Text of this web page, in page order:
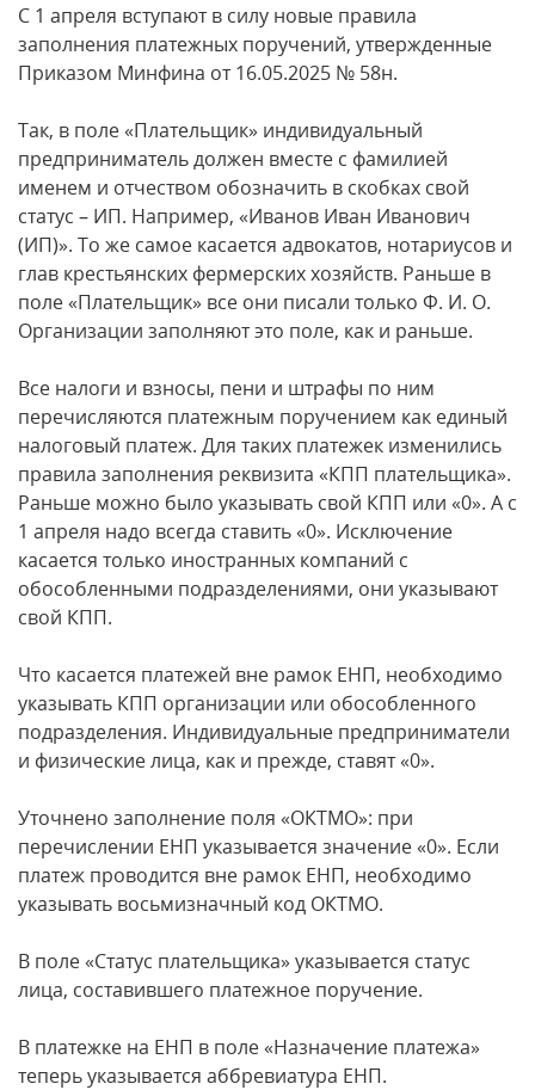
С 1 апреля вступают в силу новые правила
заполнения платежных поручений, утвержденные
Приказом Минфина от 16.05.2025 № 58н.
Так, в поле «Плательщик» индивидуальный
предприниматель должен вместе с фамилией
именем и отчеством обозначить в скобках свой
статус – ИП. Например, «Иванов Иван Иванович
(ИП)». То же самое касается адвокатов, нотариусов и
глав крестьянских фермерских хозяйств. Раньше в
поле «Плательщик» все они писали только Ф. И. О.
Организации заполняют это поле, как и раньше.
Все налоги и взносы, пени и штрафы по ним
перечисляются платежным поручением как единый
налоговый платеж. Для таких платежек изменились
правила заполнения реквизита «КПП плательщика».
Раньше можно было указывать свой КПП или «0». А с
1 апреля надо всегда ставить «0». Исключение
касается только иностранных компаний с
обособленными подразделениями, они указывают
свой КПП.
Что касается платежей вне рамок ЕНП, необходимо
указывать КПП организации или обособленного
подразделения. Индивидуальные предприниматели
и физические лица, как и прежде, ставят «0».
Уточнено заполнение поля «ОКТМО»: при
перечислении ЕНП указывается значение «0». Если
платеж проводится вне рамок ЕНП, необходимо
указывать восьмизначный код ОКТМО.
В поле «Статус плательщика» указывается статус
лица, составившего платежное поручение.
В платежке на ЕНП в поле «Назначение платежа»
теперь указывается аббревиатура ЕНП.